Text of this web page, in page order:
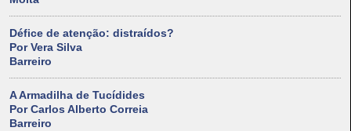
Défice de atenção: distraídos?
Por Vera Silva
Barreiro
A Armadilha de Tucídides
Por Carlos Alberto Correia
Barreiro